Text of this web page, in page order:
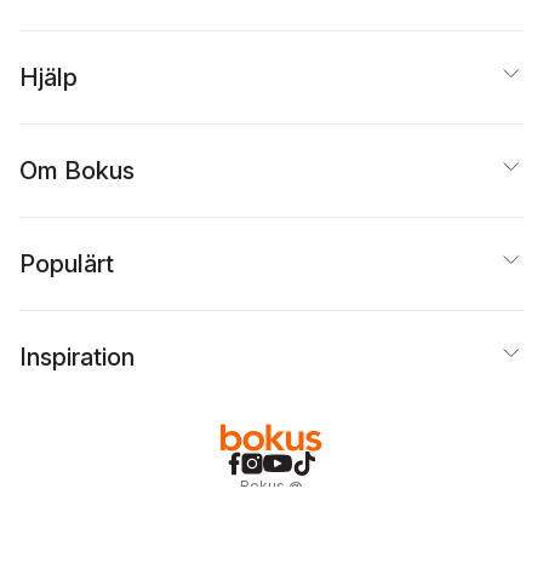
Hjälp
Om Bokus
Populärt
Inspiration
Bokus @